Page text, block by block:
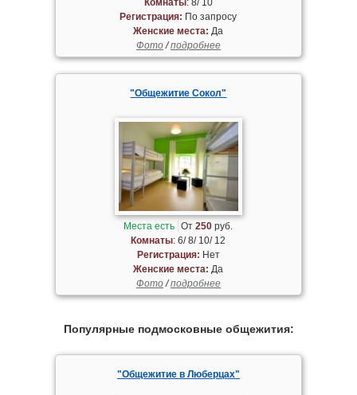
Регистрация: По запросу
Женские места: Да
Фото/подробнее
"Общежитие Сокол"
Места есть От250 руб.
Комнаты: 6/ 8/ 10/ 12
Регистрация: Нет
Женские места: Да
Фото/подробнее
Популярные подмосковные общежития:
"Общежитие в Люберцах"